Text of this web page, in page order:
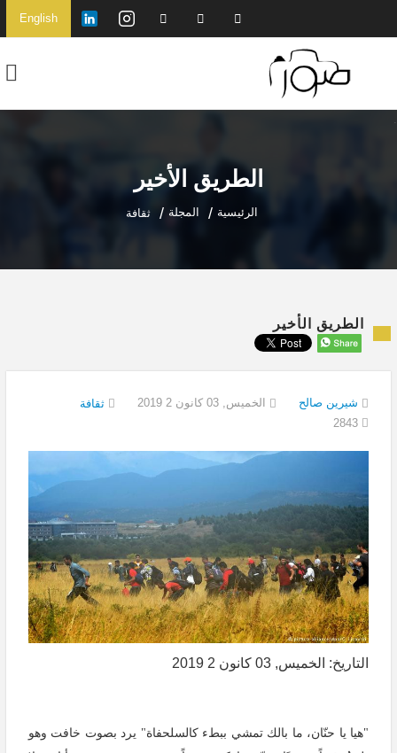
English
الطريق الأخير
الرئيسية المجلة ثقافة
الطريق الأخير
شيرين صالح الخميس, 03 كانون 2 2019
ثقافة
التاريخ: الخميس, 03 كانون 2 2019
"هيا يا حنّان، ما بالك تمشي ببطء كالسلحفاة" يرد بصوت خافت وهو